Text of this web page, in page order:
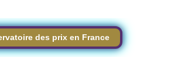
des prix en France